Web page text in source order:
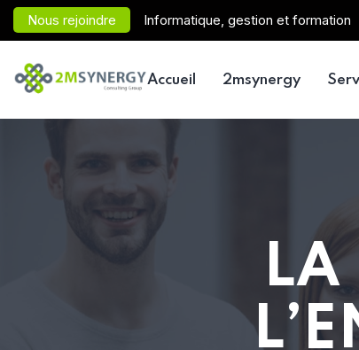
Nous rejoindre Informatique, gestion et formation
Accueil 2msynergy
LA